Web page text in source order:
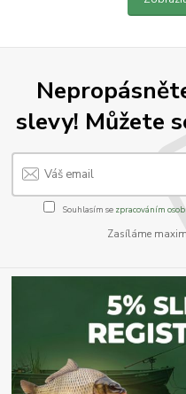
slevy! Můžete
Souhlasím se zpracováním
Zasíláme